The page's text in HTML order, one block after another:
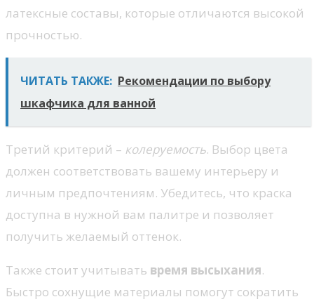
латексные составы, которые отличаются высокой
прочностью.
ЧИТАТЬ ТАКЖЕ: Рекомендации по выбору
шкафчика для ванной
Третий критерий – колеруемость. Выбор цвета
должен соответствовать вашему интерьеру и
личным предпочтениям. Убедитесь, что краска
доступна в нужной вам палитре и позволяет
получить желаемый оттенок.
Также стоит учитывать время высыхания.
Быстро сохнущие материалы помогут сократить